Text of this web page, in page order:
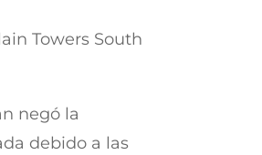
Towers South
negó la
debido a las